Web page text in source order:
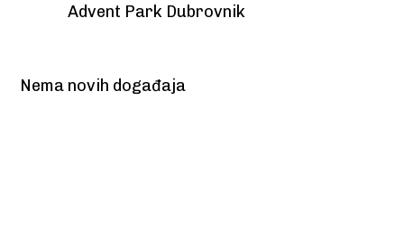
Advent Park Dubrovnik
Nema novih događaja